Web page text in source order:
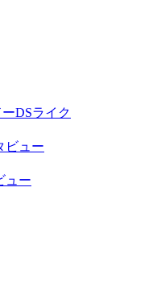
DSライク
ュー